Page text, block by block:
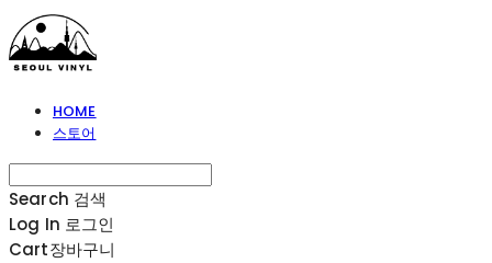
HOME
스토어
Search 검색
Log In 로그인
Cart장바구니